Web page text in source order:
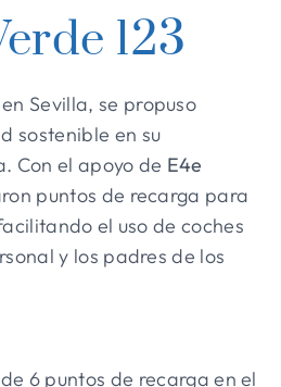
123
Sevilla, se propuso
sostenible en su
Con el apoyo de E4e
puntos de recarga para
el uso de coches
y los padres de los
6 puntos de recarga en el